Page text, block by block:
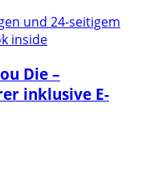
und 24-seitigem
inside
Die –
inklusive E-